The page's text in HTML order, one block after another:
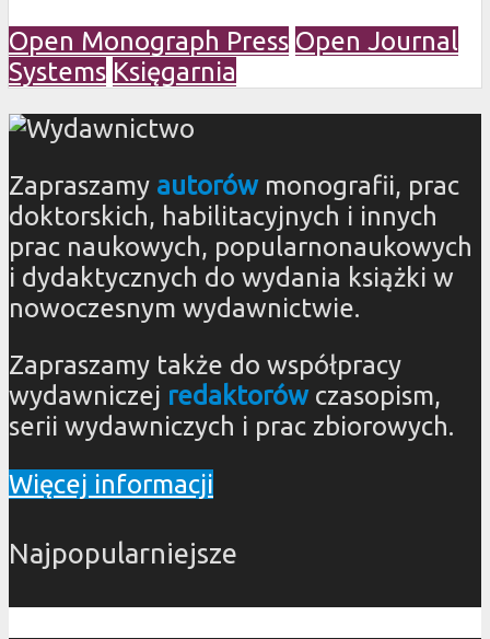
Open Monograph Press Open Journal
Systems Księgarnia
Zapraszamy autorówmonografii, prac
doktorskich, habilitacyjnych i innych
prac naukowych, popularnonaukowych
i dydaktycznych do wydania książki w
nowoczesnym wydawnictwie.
Zapraszamy także do współpracy
wydawniczej redaktorówczasopism,
serii wydawniczych i prac zbiorowych.
Więcej informacji
Najpopularniejsze